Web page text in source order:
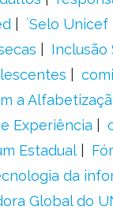
´Selo Unicef
Inclusão
a
Experiência
Estadual
da
Global do